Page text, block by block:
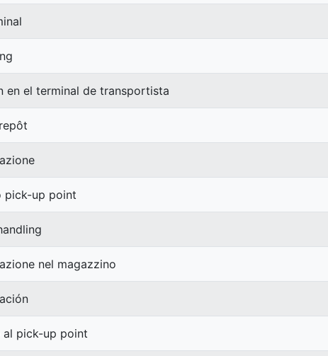
en el terminal de transportista
pick-up point
nel magazzino
al pick-up point